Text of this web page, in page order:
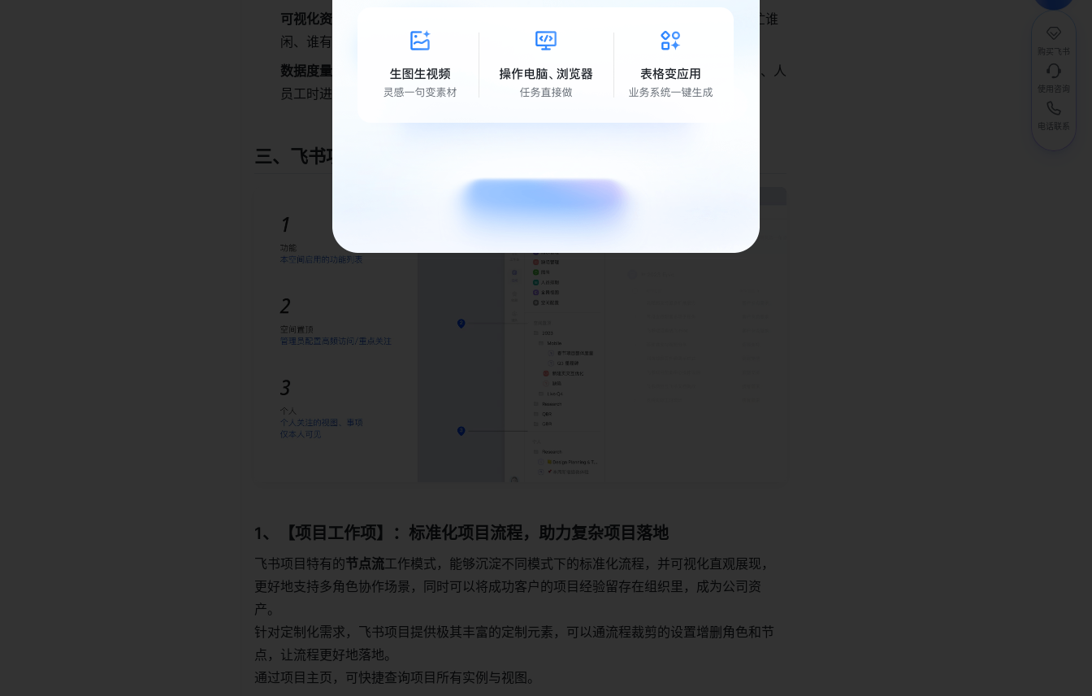
可视化资源排期：
，通过简单的拖拽即可完成人员调度。谁忙谁
闲、谁有空档，资源负载情况一屏尽览。
数据度量模块：
用数据说话。系统自动沉淀全流程效能数据，对投入产出比（ROI）、人
员工时进行深度分析，帮助管理者基于数据进行流程优化和人效提升。
三、飞书项目：项目交付全流程管理实操演示
1、【项目工作项】：标准化项目流程，助力复杂项目落地
飞书项目特有的节点流工作模式，能够沉淀不同模式下的标准化流程，并可视化直观展现，
更好地支持多角色协作场景，同时可以将成功客户的项目经验留存在组织里，成为公司资
产。
针对定制化需求，飞书项目提供极其丰富的定制元素，可以通流程裁剪的设置增删角色和节
点，让流程更好地落地。
通过项目主页，可快捷查询项目所有实例与视图。
购买飞书
使用咨询
电话联系